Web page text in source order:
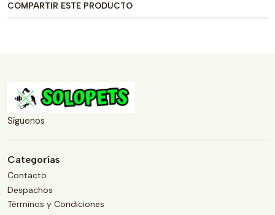
COMPARTIR ESTE PRODUCTO
Síguenos
Categorías
Contacto
Despachos
Términos y Condiciones